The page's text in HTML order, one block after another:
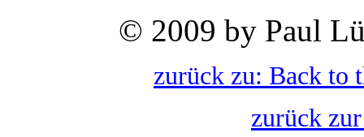
© 2009 by Paul
zurück zu: Back to
zurück